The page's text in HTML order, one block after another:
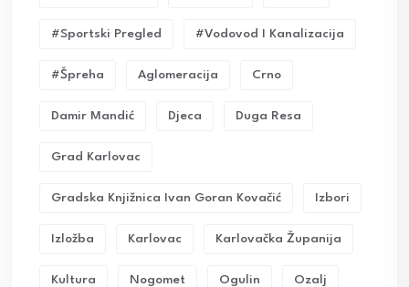
#sportski Pregled #vodovod I Kanalizacija
#Špreha Aglomeracija Crno
Damir Mandić Djeca Duga Resa
Grad Karlovac
Gradska Knjižnica Ivan Goran Kovačić Izbori
Izložba Karlovac Karlovačka Županija
Kultura Nogomet Ogulin Ozalj